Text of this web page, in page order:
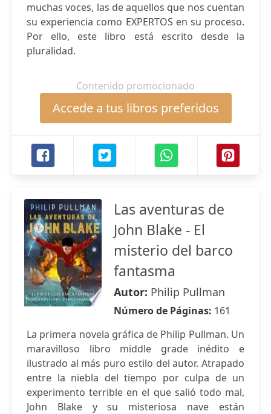
muchas voces, las de aquellos que nos cuentan
su experiencia como EXPERTOS en su proceso.
Por ello, este libro está escrito desde la
pluralidad.
Contenido promocionado
Accede a tus libros preferidos
Las aventuras de
John Blake - El
misterio del barco
fantasma
Autor: Philip Pullman
Número de Páginas: 161
La primera novela gráfica de Philip Pullman. Un
maravilloso libro middle grade inédito e
ilustrado al más puro estilo del autor. Atrapado
entre la niebla del tiempo por culpa de un
experimento terrible en el que salió todo mal,
John Blake y su misteriosa nave están